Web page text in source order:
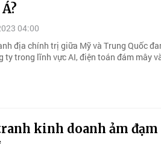
04:00
địa chính trị giữa Mỹ và Trung Quốc
ty trong lĩnh vực AI, điện toán đám mây
kinh doanh ảm